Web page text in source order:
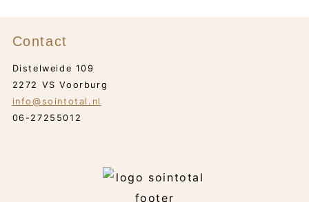
Contact
Distelweide 109
2272 VS Voorburg
info@sointotal.nl
06-27255012